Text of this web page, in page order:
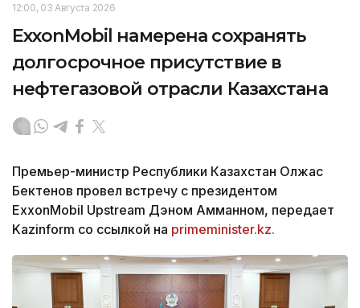
12:00, 03 Августа 2026
ExxonMobil намерена сохранять
долгосрочное присутствие в
нефтегазовой отрасли Казахстана
Премьер-министр Республики Казахстан Олжас
Бектенов провел встречу с президентом
ExxonMobil Upstream Дэном Амманном, передает
Kazinform со ссылкой на primeminister.kz.